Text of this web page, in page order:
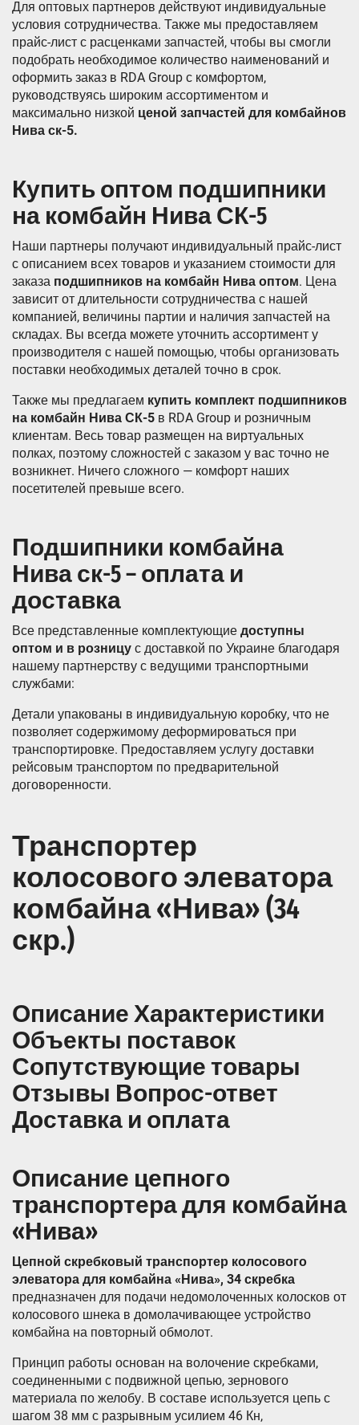
Для оптовых партнеров действуют индивидуальные
условия сотрудничества. Также мы предоставляем
прайс-лист с расценками запчастей, чтобы вы смогли
подобрать необходимое количество наименований и
оформить заказ в RDA Group с комфортом,
руководствуясь широким ассортиментом и
максимально низкой ценой запчастей для комбайнов
Нива ск-5.
Купить оптом подшипники
на комбайн Нива СК-5
Наши партнеры получают индивидуальный прайс-лист
с описанием всех товаров и указанием стоимости для
заказа подшипников на комбайн Нива оптом. Цена
зависит от длительности сотрудничества с нашей
компанией, величины партии и наличия запчастей на
складах. Вы всегда можете уточнить ассортимент у
производителя с нашей помощью, чтобы организовать
поставки необходимых деталей точно в срок.
Также мы предлагаем купить комплект подшипников
на комбайн Нива СК-5 в RDA Group и розничным
клиентам. Весь товар размещен на виртуальных
полках, поэтому сложностей с заказом у вас точно не
возникнет. Ничего сложного — комфорт наших
посетителей превыше всего.
Подшипники комбайна
Нива ск-5 – оплата и
доставка
Все представленные комплектующие доступны
оптом и в розницу с доставкой по Украине благодаря
нашему партнерству с ведущими транспортными
службами:
Детали упакованы в индивидуальную коробку, что не
позволяет содержимому деформироваться при
транспортировке. Предоставляем услугу доставки
рейсовым транспортом по предварительной
договоренности.
Транспортер
колосового элеватора
комбайна «Нива» (34
скр.)
Описание Характеристики
Объекты поставок
Сопутствующие товары
Отзывы Вопрос-ответ
Доставка и оплата
Описание цепного
транспортера для комбайна
«Нива»
Цепной скребковый транспортер колосового
элеватора для комбайна «Нива», 34 скребка
предназначен для подачи недомолоченных колосков от
колосового шнека в домолачивающее устройство
комбайна на повторный обмолот.
Принцип работы основан на волочение скребками,
соединенными с подвижной цепью, зернового
материала по желобу. В составе используется цепь с
шагом 38 мм с разрывным усилием 46 Кн,